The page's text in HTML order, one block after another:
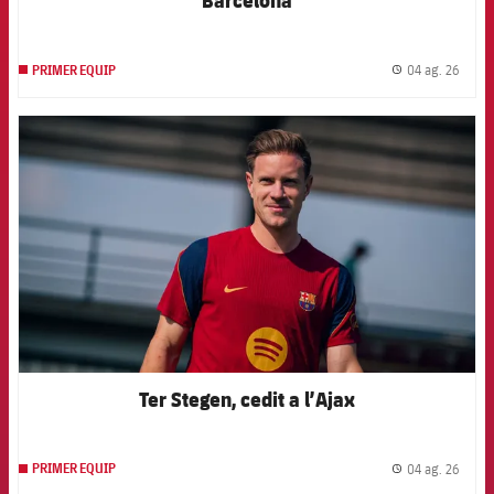
PRIMER EQUIP 04 ag. 26
FCB Barcelona badge
Ter Stegen, cedit a l’Ajax
PRIMER EQUIP 04 ag. 26